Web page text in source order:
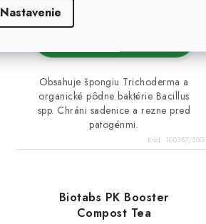
Nastavenie
Obsahuje špongiu Trichoderma a
organické pôdne baktérie Bacillus
spp. Chráni sadenice a rezne pred
patogénmi.
Kód: 100387/50G
Biotabs PK Booster
Compost Tea